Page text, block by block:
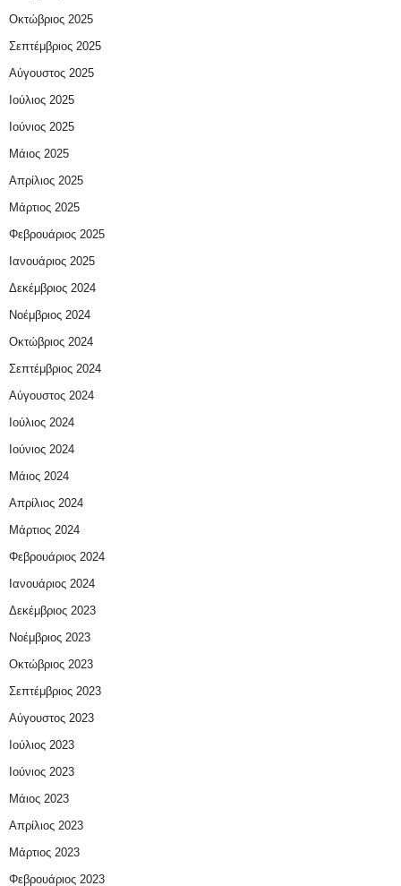
Οκτώβριος 2025
Σεπτέμβριος 2025
Αύγουστος 2025
Ιούλιος 2025
Ιούνιος 2025
Μάιος 2025
Απρίλιος 2025
Μάρτιος 2025
Φεβρουάριος 2025
Ιανουάριος 2025
Δεκέμβριος 2024
Νοέμβριος 2024
Οκτώβριος 2024
Σεπτέμβριος 2024
Αύγουστος 2024
Ιούλιος 2024
Ιούνιος 2024
Μάιος 2024
Απρίλιος 2024
Μάρτιος 2024
Φεβρουάριος 2024
Ιανουάριος 2024
Δεκέμβριος 2023
Νοέμβριος 2023
Οκτώβριος 2023
Σεπτέμβριος 2023
Αύγουστος 2023
Ιούλιος 2023
Ιούνιος 2023
Μάιος 2023
Απρίλιος 2023
Μάρτιος 2023
Φεβρουάριος 2023